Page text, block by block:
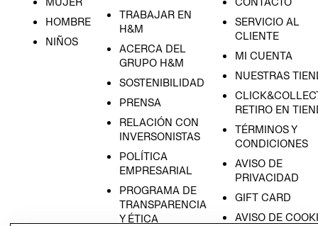
HOMBRE
NIÑOS
TRABAJAR EN
H&M
ACERCA DEL
GRUPO H&M
SOSTENIBILIDAD
PRENSA
RELACIÓN CON
INVERSONISTAS
POLÍTICA
EMPRESARIAL
PROGRAMA DE
TRANSPARENCIA
Y ÉTICA
SERVICIO AL
CLIENTE
MI CUENTA
NUESTRAS
RETIRO EN
TÉRMINOS Y
CONDICIONES
AVISO DE
PRIVACIDAD
GIFT CARD
AVISO DE